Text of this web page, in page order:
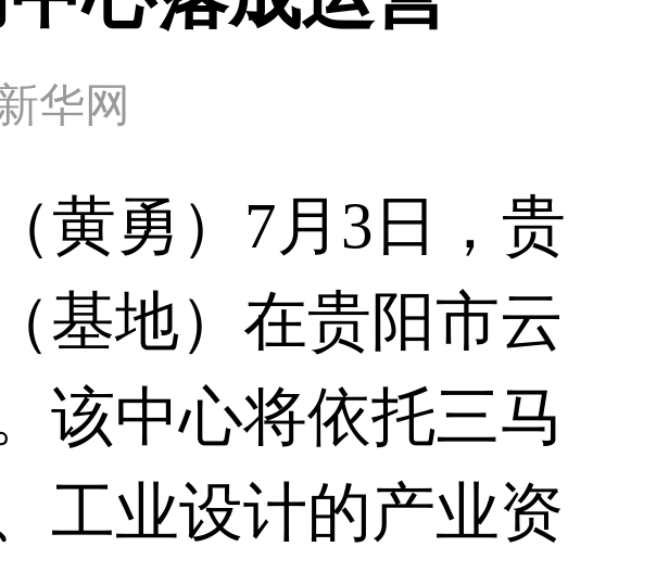
华网
黄勇）7月3日，贵
基地）在贵阳市云
该中心将依托三马
工业设计的产业资